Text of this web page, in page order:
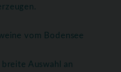
vom Bodensee
Auswahl an